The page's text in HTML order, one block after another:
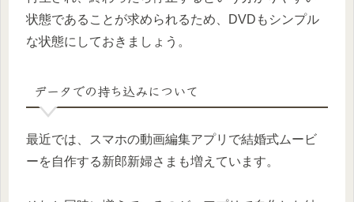
状態であることが求められるため、DVDもシンプル
な状態にしておきましょう。
データでの持ち込みについて
最近では、スマホの動画編集アプリで結婚式ムービ
ーを自作する新郎新婦さまも増えています。